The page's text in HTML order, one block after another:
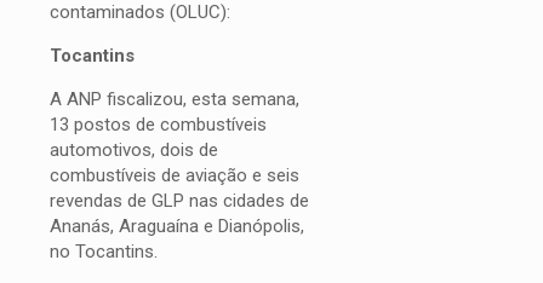
contaminados (OLUC):
Tocantins
A ANP fiscalizou, esta semana,
13 postos de combustíveis
automotivos, dois de
combustíveis de aviação e seis
revendas de GLP nas cidades de
Ananás, Araguaína e Dianópolis,
no Tocantins.